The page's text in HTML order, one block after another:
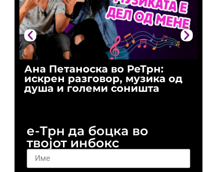
Ана Петаноска во РеТрн:
искрен разговор, музика од
душа и големи соништа
е-Трн да боцка во
твојот инбокс